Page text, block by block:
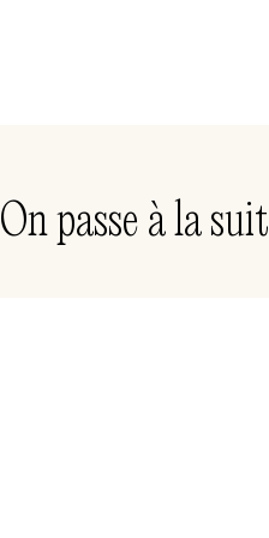
On passe à la